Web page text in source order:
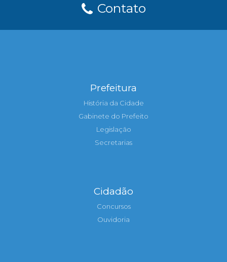
Contato
Prefeitura
História da Cidade
Gabinete do Prefeito
Legislação
Secretarias
Cidadão
Concursos
Ouvidoria